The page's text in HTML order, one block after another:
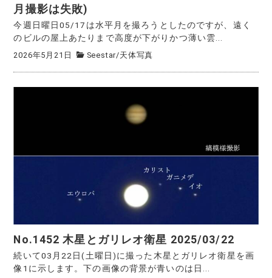
月撮影は失敗)
今週日曜日05/17は水平月を撮ろうとしたのですが、遠く
のビルの屋上あたりまで高度が下がりかつ薄い雲...
2026年5月21日 Seestar/天体写真
No.1452 木星とガリレオ衛星 2025/03/22
続いて03月22日(土曜日)に撮った木星とガリレオ衛星を画
像1に示します。下の画像の背景が青いのは日...